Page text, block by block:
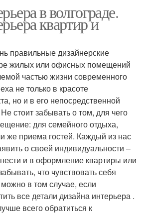
в волгограде.
квартир и
правильные дизайнерские
жилых или офисных помещений
частью жизни современного
не только в красоте
но и в его непосредственной
стоит забывать о том, для чего
для семейного отдыха,
же приема гостей. Каждый из нас
о своей индивидуальности –
и в оформление квартиры или
что чувствовать себя
в том случае, если
все детали дизайна интерьера .
всего обратиться к